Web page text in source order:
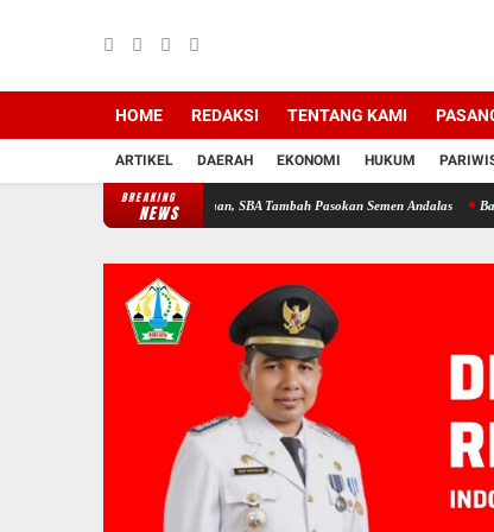
HOME REDAKSI TENTANG KAMI
ARTIKEL DAERAH EKONOMI HUKUM
BREAKING
NEWS
Aceh Evaluasi Kelangkaan, SBA Tambah Pasokan Semen Andalas Bahas